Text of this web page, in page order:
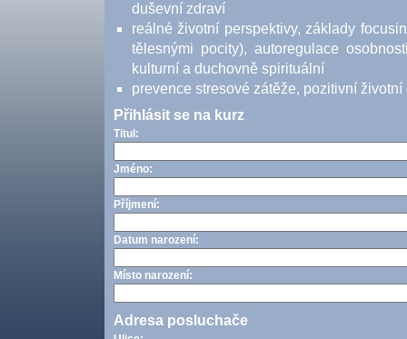
duševní zdraví
reálné životní perspektivy, základy
tělesnými pocity), autoregulace
kulturní a duchovně spirituální
prevence stresové zátěže, pozitivní životní
Přihlásit se na kurz
Titul:
Jméno:
Příjmení:
Datum narození:
Místo narození:
Adresa posluchače